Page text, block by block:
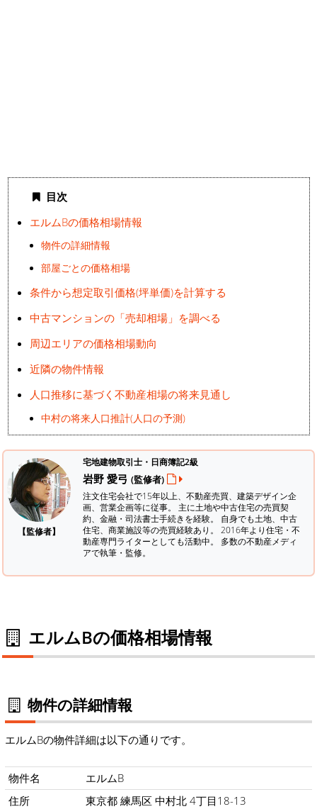
目次
エルムBの価格相場情報
物件の詳細情報
部屋ごとの価格相場
条件から想定取引価格(坪単価)を計算する
中古マンションの「売却相場」を調べる
周辺エリアの価格相場動向
近隣の物件情報
人口推移に基づく不動産相場の将来見通し
中村の将来人口推計(人口の予測)
【監修者】
宅地建物取引士・日商簿記2級
岩野 愛弓 (監修者)
注文住宅会社で15年以上、不動産売買、建築デザイン企
画、営業企画等に従事。 主に土地や中古住宅の売買契
約、金融・司法書士手続きを経験。 自身でも土地、中古
住宅、商業施設等の売買経験あり。 2016年より住宅・不
動産専門ライターとしても活動中。 多数の不動産メディ
アで執筆・監修。
エルムBの価格相場情報
物件の詳細情報
エルムBの物件詳細は以下の通りです。
物件名
エルムB
住所
東京都 練馬区 中村北 4丁目18-13